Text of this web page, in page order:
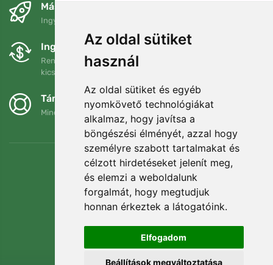
Az oldal sütiket
használ
Az oldal sütiket és egyéb
nyomkövető technológiákat
alkalmaz, hogy javítsa a
böngészési élményét, azzal hogy
személyre szabott tartalmakat és
célzott hirdetéseket jelenít meg,
és elemzi a weboldalunk
forgalmát, hogy megtudjuk
honnan érkeztek a látogatóink.
Elfogadom
Beállítások megváltoztatása
Másnapra és ingyenesen
Ingyenes szállítás a következő összeg felett: 80 EUR
Ingyenes csere és visszaküldés
Rendelését 90 napon belül bármikor visszaküldheti vagy
kicserélheti.
Támogatjuk a Trees.org-ot
Minden megrendelésért ültetünk egy fát! Bővebben